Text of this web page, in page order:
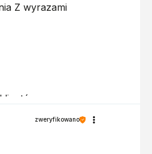
Z wyrazami
zweryfikowano